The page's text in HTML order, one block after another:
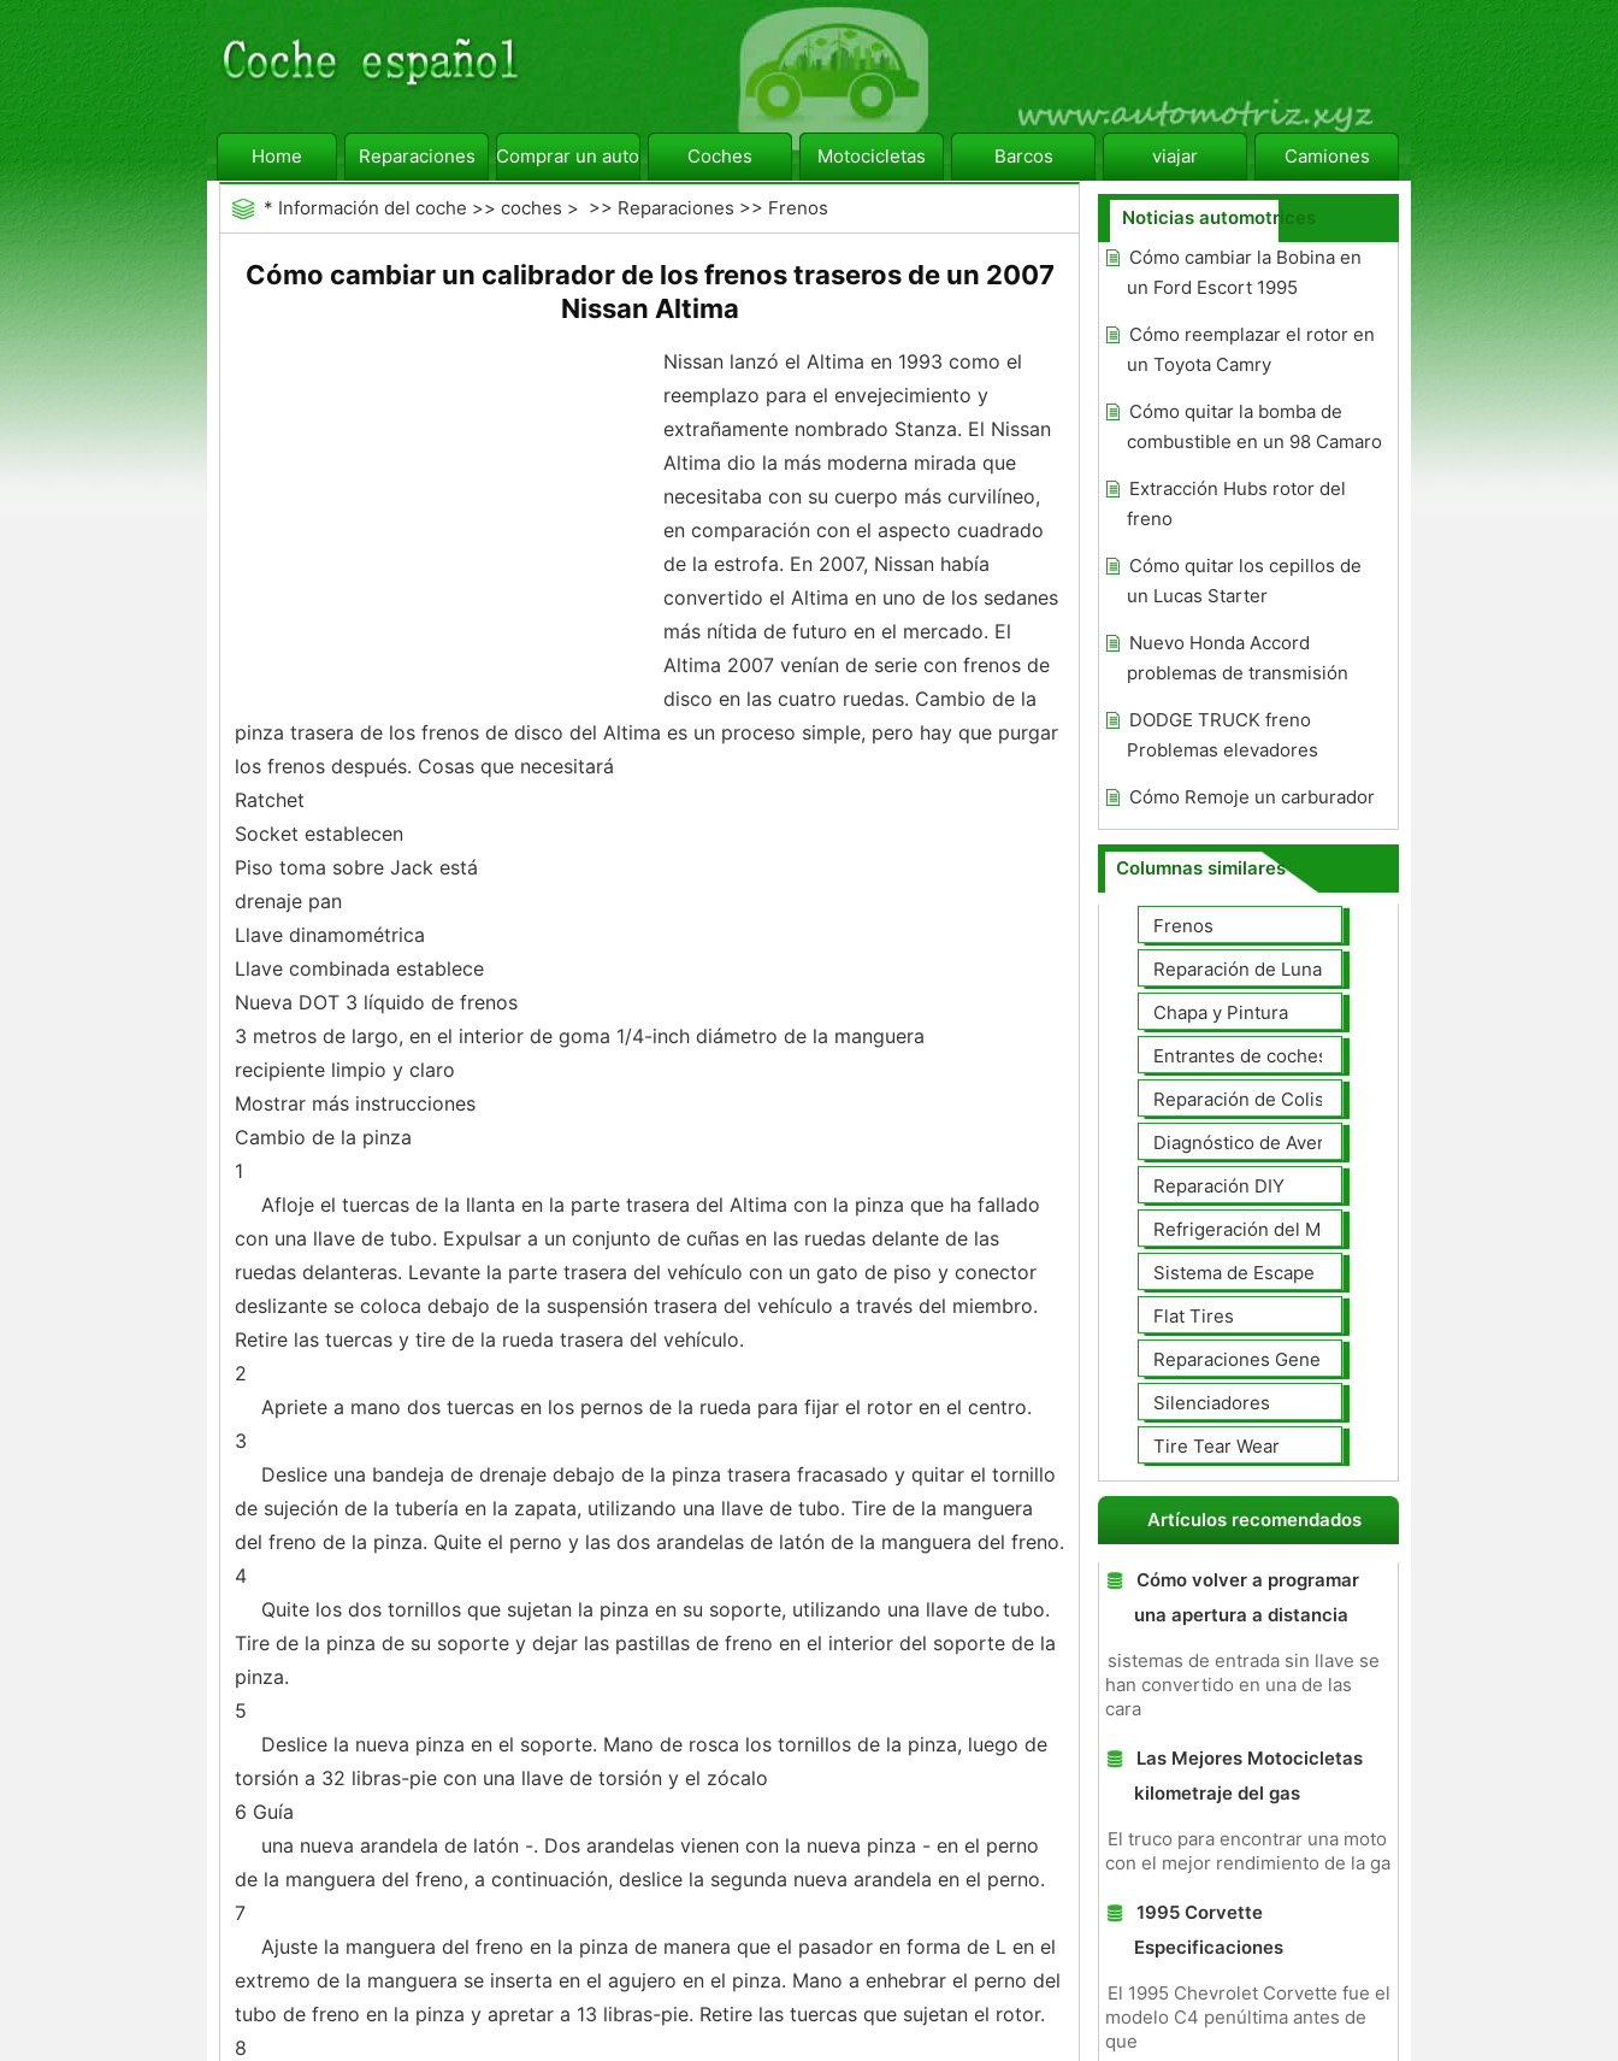
Home Reparaciones Comprar un automóvil Coches Motocicletas Barcos viajar Camiones
* Información del coche >> coches > >> Reparaciones >> Frenos
Cómo cambiar un calibrador de los frenos traseros de un 2007
Nissan Altima
Nissan lanzó el Altima en 1993 como el
reemplazo para el envejecimiento y
extrañamente nombrado Stanza. El Nissan
Altima dio la más moderna mirada que
necesitaba con su cuerpo más curvilíneo,
en comparación con el aspecto cuadrado
de la estrofa. En 2007, Nissan había
convertido el Altima en uno de los sedanes
más nítida de futuro en el mercado. El
Altima 2007 venían de serie con frenos de
disco en las cuatro ruedas. Cambio de la
pinza trasera de los frenos de disco del Altima es un proceso simple, pero hay que purgar
los frenos después. Cosas que necesitará
Ratchet
Socket establecen
Piso toma sobre Jack está
drenaje pan
Llave dinamométrica
Llave combinada establece
Nueva DOT 3 líquido de frenos
3 metros de largo, en el interior de goma 1/4-inch diámetro de la manguera
recipiente limpio y claro
Mostrar más instrucciones
Cambio de la pinza
1
Afloje el tuercas de la llanta en la parte trasera del Altima con la pinza que ha fallado
con una llave de tubo. Expulsar a un conjunto de cuñas en las ruedas delante de las
ruedas delanteras. Levante la parte trasera del vehículo con un gato de piso y conector
deslizante se coloca debajo de la suspensión trasera del vehículo a través del miembro.
Retire las tuercas y tire de la rueda trasera del vehículo.
2
Apriete a mano dos tuercas en los pernos de la rueda para fijar el rotor en el centro.
3
Deslice una bandeja de drenaje debajo de la pinza trasera fracasado y quitar el tornillo
de sujeción de la tubería en la zapata, utilizando una llave de tubo. Tire de la manguera
del freno de la pinza. Quite el perno y las dos arandelas de latón de la manguera del freno.
4
Quite los dos tornillos que sujetan la pinza en su soporte, utilizando una llave de tubo.
Tire de la pinza de su soporte y dejar las pastillas de freno en el interior del soporte de la
pinza.
5
Deslice la nueva pinza en el soporte. Mano de rosca los tornillos de la pinza, luego de
torsión a 32 libras-pie con una llave de torsión y el zócalo
6 Guía
una nueva arandela de latón -. Dos arandelas vienen con la nueva pinza - en el perno
de la manguera del freno, a continuación, deslice la segunda nueva arandela en el perno.
7
Ajuste la manguera del freno en la pinza de manera que el pasador en forma de L en el
extremo de la manguera se inserta en el agujero en el pinza. Mano a enhebrar el perno del
tubo de freno en la pinza y apretar a 13 libras-pie. Retire las tuercas que sujetan el rotor.
8
Noticias automotrices
Cómo cambiar la Bobina en
un Ford Escort 1995
Cómo reemplazar el rotor en
un Toyota Camry
Cómo quitar la bomba de
combustible en un 98 Camaro
Extracción Hubs rotor del
freno
Cómo quitar los cepillos de
un Lucas Starter
Nuevo Honda Accord
problemas de transmisión
DODGE TRUCK freno
Problemas elevadores
Cómo Remoje un carburador
Columnas similares
Frenos
Reparación de Lunas
Chapa y Pintura
Entrantes de coches
Reparación de Colisiones
Diagnóstico de Averías
Reparación DIY
Refrigeración del Motor
Sistema de Escape
Flat Tires
Reparaciones Generales
Silenciadores
Tire Tear Wear
Artículos recomendados
Cómo volver a programar
una apertura a distancia
sistemas de entrada sin llave se
han convertido en una de las
cara
Las Mejores Motocicletas
kilometraje del gas
El truco para encontrar una moto
con el mejor rendimiento de la ga
1995 Corvette
Especificaciones
El 1995 Chevrolet Corvette fue el
modelo C4 penúltima antes de
que